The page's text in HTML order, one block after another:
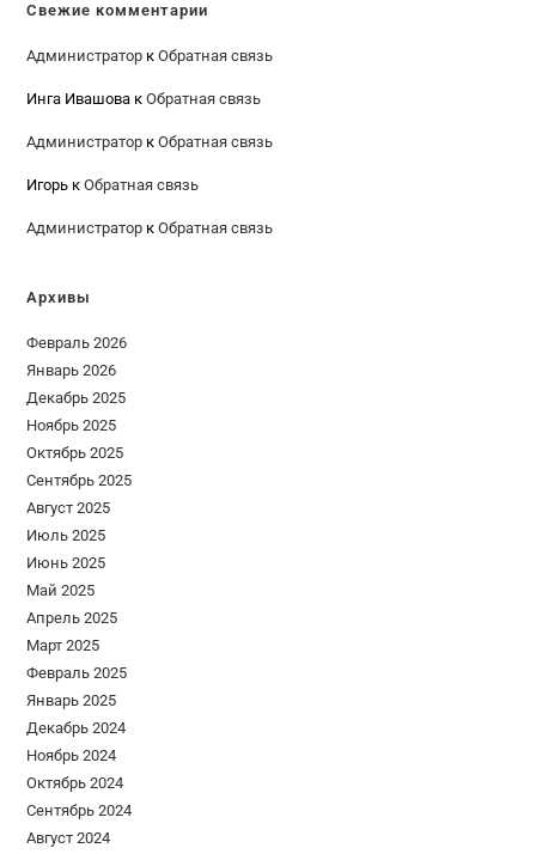
Свежие комментарии
Администратор кОбратная связь
Инга Ивашова кОбратная связь
Администратор кОбратная связь
Игорь кОбратная связь
Администратор кОбратная связь
Архивы
Февраль 2026
Январь 2026
Декабрь 2025
Ноябрь 2025
Октябрь 2025
Сентябрь 2025
Август 2025
Июль 2025
Июнь 2025
Май 2025
Апрель 2025
Март 2025
Февраль 2025
Январь 2025
Декабрь 2024
Ноябрь 2024
Октябрь 2024
Сентябрь 2024
Август 2024